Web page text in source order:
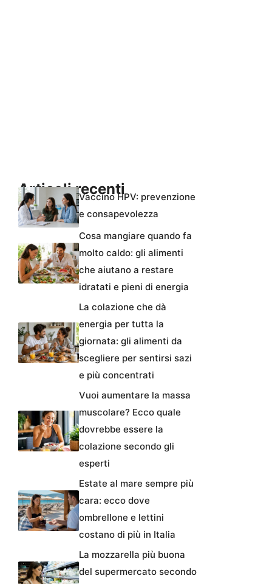
Articoli recentiVaccino HPV: prevenzione
e consapevolezza
Cosa mangiare quando fa
molto caldo: gli alimenti
che aiutano a restare
idratati e pieni di energia
La colazione che dà
energia per tutta la
giornata: gli alimenti da
scegliere per sentirsi sazi
e più concentrati
Vuoi aumentare la massa
muscolare? Ecco quale
dovrebbe essere la
colazione secondo gli
esperti
Estate al mare sempre più
cara: ecco dove
ombrellone e lettini
costano di più in Italia
La mozzarella più buona
del supermercato secondo